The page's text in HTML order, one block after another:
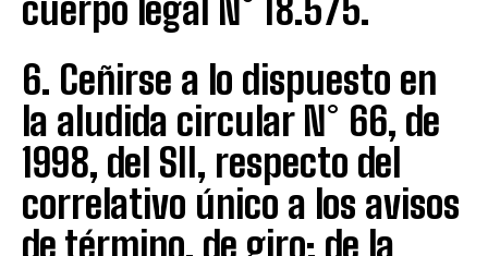
cuerpo legal N° 18.575.
6. Ceñirse a lo dispuesto en
la aludida circular N° 66, de
1998, del SII, respecto del
correlativo único a los avisos
de término, de giro; de la